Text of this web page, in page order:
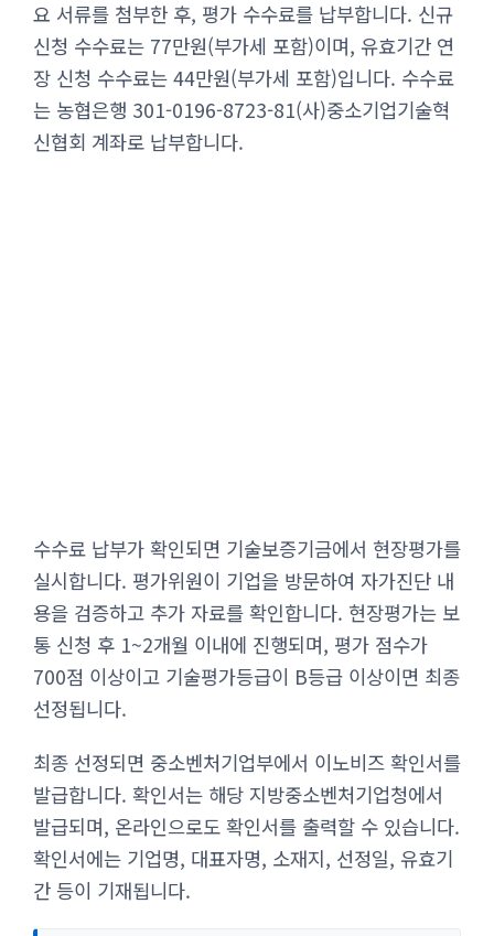
요 서류를 첨부한 후, 평가 수수료를 납부합니다. 신규
신청 수수료는 77만원(부가세 포함)이며, 유효기간 연
장 신청 수수료는 44만원(부가세 포함)입니다. 수수료
는 농협은행 301-0196-8723-81(사)중소기업기술혁
신협회 계좌로 납부합니다.
수수료 납부가 확인되면 기술보증기금에서 현장평가를
실시합니다. 평가위원이 기업을 방문하여 자가진단 내
용을 검증하고 추가 자료를 확인합니다. 현장평가는 보
통 신청 후 1~2개월 이내에 진행되며, 평가 점수가
700점 이상이고 기술평가등급이 B등급 이상이면 최종
선정됩니다.
최종 선정되면 중소벤처기업부에서 이노비즈 확인서를
발급합니다. 확인서는 해당 지방중소벤처기업청에서
발급되며, 온라인으로도 확인서를 출력할 수 있습니다.
확인서에는 기업명, 대표자명, 소재지, 선정일, 유효기
간 등이 기재됩니다.